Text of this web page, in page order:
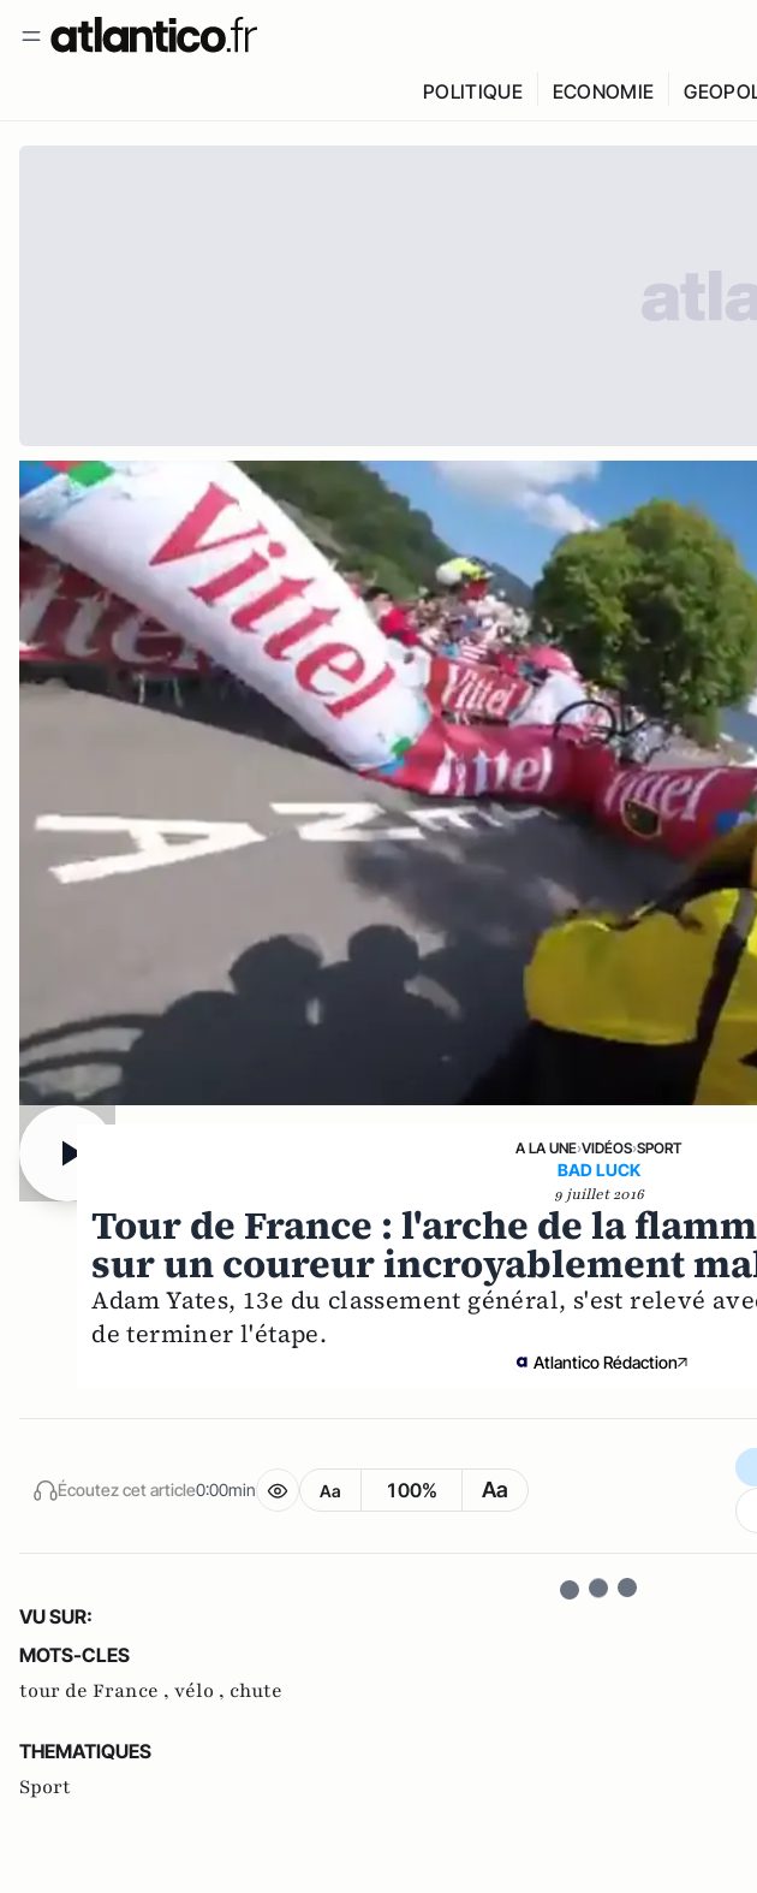
POLITIQUE ECONOMIE
A LA UNE›VIDÉOS›SPORT
BAD LUCK
9 juillet 2016
Tour de France : l'arche de la
sur un coureur incroyablement
Adam Yates, 13e du classement général, s'est relevé
de terminer l'étape.
Atlantico Rédaction
Écoutez cet article0:00min Aa 100% Aa
VU SUR:
MOTS-CLES
tour de France , vélo , chute
THEMATIQUES
Sport